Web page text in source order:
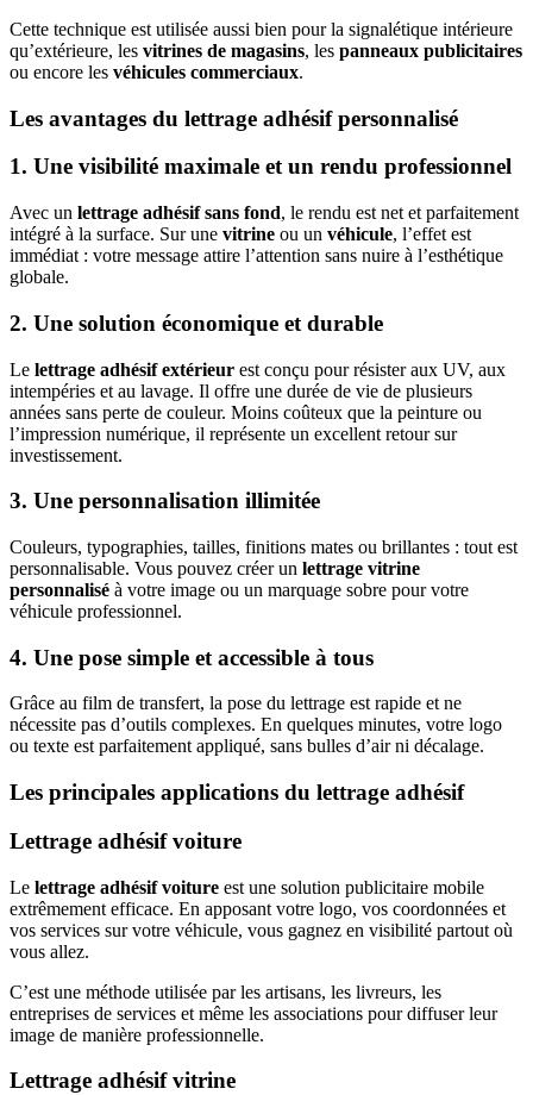
Cette technique est utilisée aussi bien pour la signalétique intérieure
qu’extérieure, les vitrines de magasins, les panneaux publicitaires
ou encore les véhicules commerciaux.
Les avantages du lettrage adhésif personnalisé
1. Une visibilité maximale et un rendu professionnel
Avec un lettrage adhésif sans fond, le rendu est net et parfaitement
intégré à la surface. Sur une vitrine ou un véhicule, l’effet est
immédiat : votre message attire l’attention sans nuire à l’esthétique
globale.
2. Une solution économique et durable
Le lettrage adhésif extérieur est conçu pour résister aux UV, aux
intempéries et au lavage. Il offre une durée de vie de plusieurs
années sans perte de couleur. Moins coûteux que la peinture ou
l’impression numérique, il représente un excellent retour sur
investissement.
3. Une personnalisation illimitée
Couleurs, typographies, tailles, finitions mates ou brillantes : tout est
personnalisable. Vous pouvez créer un lettrage vitrine
personnalisé à votre image ou un marquage sobre pour votre
véhicule professionnel.
4. Une pose simple et accessible à tous
Grâce au film de transfert, la pose du lettrage est rapide et ne
nécessite pas d’outils complexes. En quelques minutes, votre logo
ou texte est parfaitement appliqué, sans bulles d’air ni décalage.
Les principales applications du lettrage adhésif
Lettrage adhésif voiture
Le lettrage adhésif voiture est une solution publicitaire mobile
extrêmement efficace. En apposant votre logo, vos coordonnées et
vos services sur votre véhicule, vous gagnez en visibilité partout où
vous allez.
C’est une méthode utilisée par les artisans, les livreurs, les
entreprises de services et même les associations pour diffuser leur
image de manière professionnelle.
Lettrage adhésif vitrine